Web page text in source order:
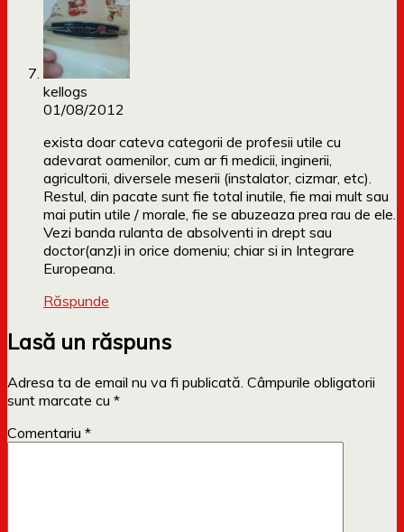
kellogs
01/08/2012
exista doar cateva categorii de profesii utile cu
adevarat oamenilor, cum ar fi medicii, inginerii,
agricultorii, diversele meserii (instalator, cizmar, etc).
Restul, din pacate sunt fie total inutile, fie mai mult sau
mai putin utile / morale, fie se abuzeaza prea rau de ele.
Vezi banda rulanta de absolventi in drept sau
doctor(anz)i in orice domeniu; chiar si in Integrare
Europeana.
Răspunde
Lasă un răspuns
Adresa ta de email nu va fi publicată. Câmpurile obligatorii
sunt marcate cu *
Comentariu *